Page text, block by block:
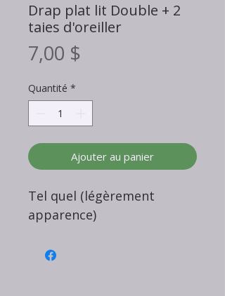
Drap plat lit Double + 2
taies d'oreiller
7,00 $
Quantité *
Ajouter au panier
Tel quel (légèrement
apparence)